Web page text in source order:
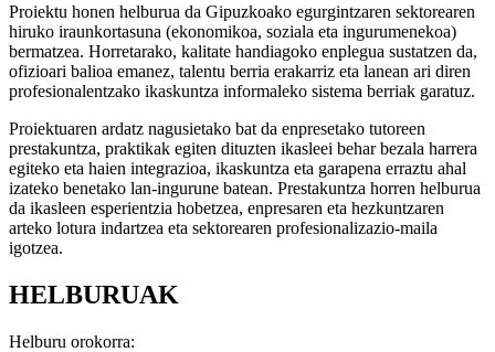
Proiektu honen helburua da Gipuzkoako egurgintzaren sektorearen
hiruko iraunkortasuna (ekonomikoa, soziala eta ingurumenekoa)
bermatzea. Horretarako, kalitate handiagoko enplegua sustatzen da,
ofizioari balioa emanez, talentu berria erakarriz eta lanean ari diren
profesionalentzako ikaskuntza informaleko sistema berriak garatuz.
Proiektuaren ardatz nagusietako bat da enpresetako tutoreen
prestakuntza, praktikak egiten dituzten ikasleei behar bezala harrera
egiteko eta haien integrazioa, ikaskuntza eta garapena erraztu ahal
izateko benetako lan-ingurune batean. Prestakuntza horren helburua
da ikasleen esperientzia hobetzea, enpresaren eta hezkuntzaren
arteko lotura indartzea eta sektorearen profesionalizazio-maila
igotzea.
HELBURUAK
Helburu orokorra: